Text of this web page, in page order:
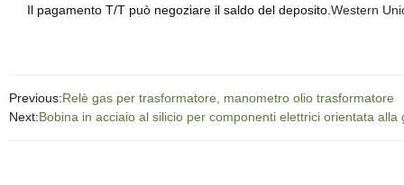
Ilpagamento T/T può negoziare il saldo del deposito. Western
Previous:Relè gas per trasformatore, manometro olio trasformatore
Next:Bobina in acciaio al silicio per componenti elettrici orientata